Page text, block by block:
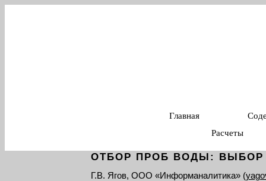
Главная
Расчеты
ОТБОР ПРОБ ВОДЫ: ВЫБОР
Г.В. Ягов, ООО «Информаналитика» (